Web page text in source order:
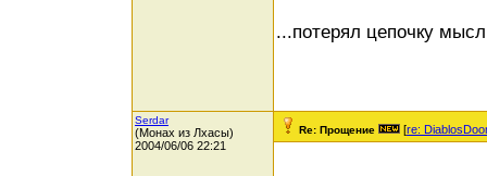
...потерял цепочку
Serdar
(Монах из Лхасы)
2004/06/06 22:21
Re: Прощение [re: